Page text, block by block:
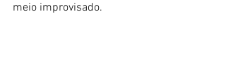
meio improvisado.